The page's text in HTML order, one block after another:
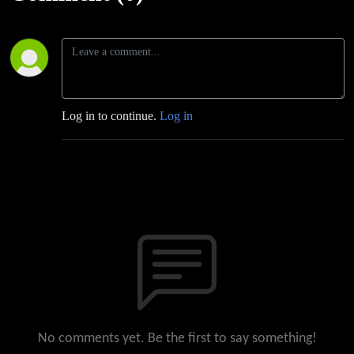
Halal
Podcast
Log in to continue. Log in
No comments yet. Be the first to say something!